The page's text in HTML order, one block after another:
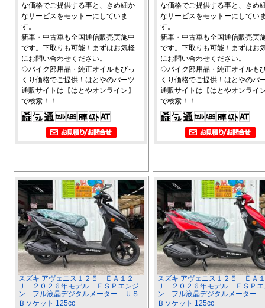
な価格でご提供する事と、きめ細か
なサービスをモットーにしていま
す。
新車・中古車も全国通信販売実施中
です。下取りも可能！まずはお気軽
にお問い合わせください。
◇バイク部用品・純正オイルもびっ
くり価格でご提供！はとやのパーツ
通販サイトは【はとやオンライン】
で検索！！
な価格でご提供する事と、きめ
なサービスをモットーにしてい
す。
新車・中古車も全国通信販売実
です。下取りも可能！まずはお
にお問い合わせください。
◇バイク部用品・純正オイルも
くり価格でご提供！はとやのパ
通販サイトは【はとやオンライ
で検索！！
スズキ アヴェニス１２５ ＥＡ１２
Ｊ ２０２６年モデル ＥＳＰエンジ
ン フル液晶デジタルメーター ＵＳ
Ｂソケット 125cc
スズキ アヴェニス１２５ ＥＡ
Ｊ ２０２６年モデル ＥＳＰエ
ン フル液晶デジタルメーター
Ｂソケット 125cc